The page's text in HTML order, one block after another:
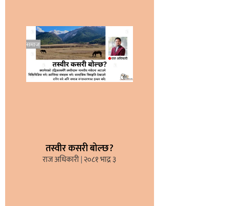
तस्वीर कसरी बोल्छ?
राज अधिकारी २०८१ भाद्र ३